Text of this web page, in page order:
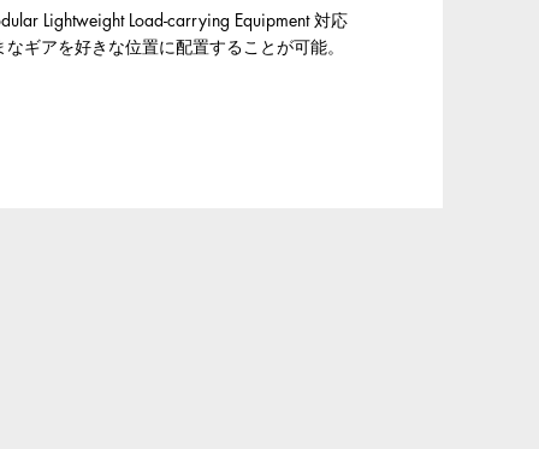
Lightweight Load-carrying Equipment 対応
ギアを好きな位置に配置することが可能。